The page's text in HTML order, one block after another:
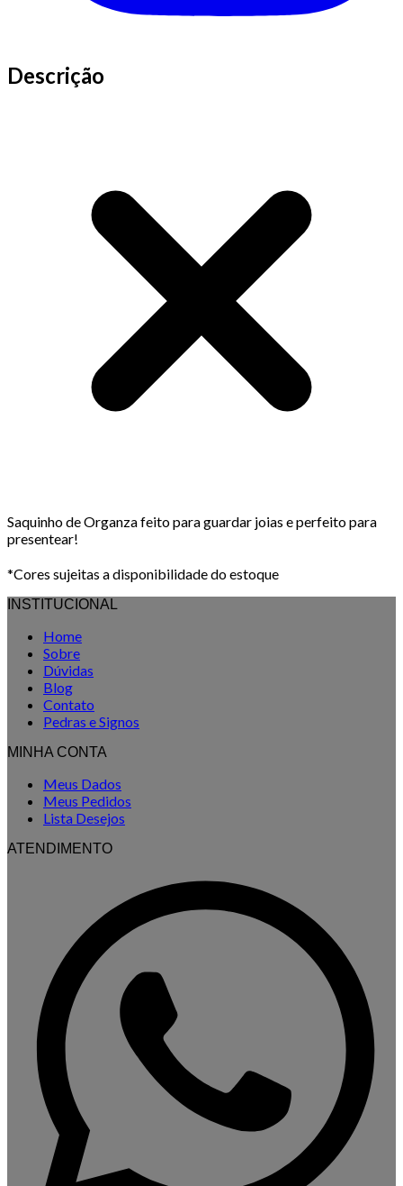
Descrição
Saquinho de Organza feito para guardar joias e perfeito para
presentear!
*Cores sujeitas a disponibilidade do estoque
INSTITUCIONAL
Home
Sobre
Dúvidas
Blog
Contato
Pedras e Signos
MINHA CONTA
Meus Dados
Meus Pedidos
Lista Desejos
ATENDIMENTO